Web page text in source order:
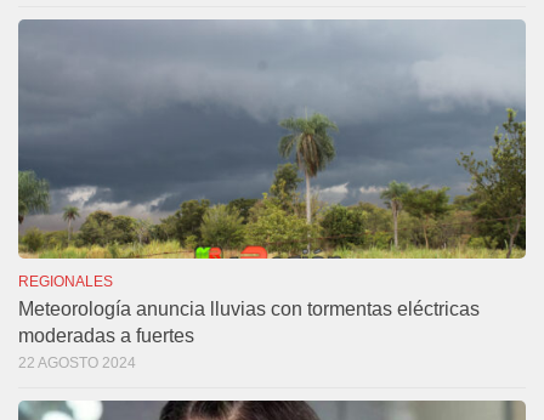
REGIONALES
Meteorología anuncia lluvias con tormentas eléctricas
moderadas a fuertes
22 AGOSTO 2024